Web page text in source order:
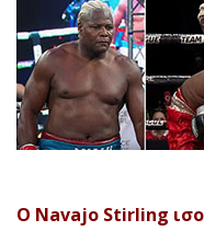
Ο Navajo Stirling